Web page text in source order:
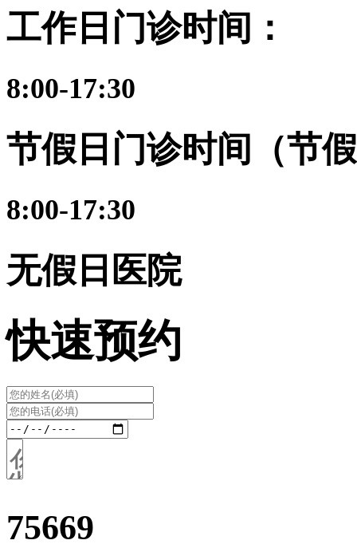
工作日门诊时间：
8:00-17:30
节假日门诊时间（节
8:00-17:30
无假日医院
快速预约
75669